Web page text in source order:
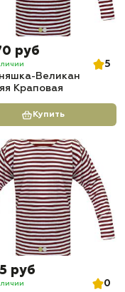
руб
5
Великан
Краповая
Купить
руб
0